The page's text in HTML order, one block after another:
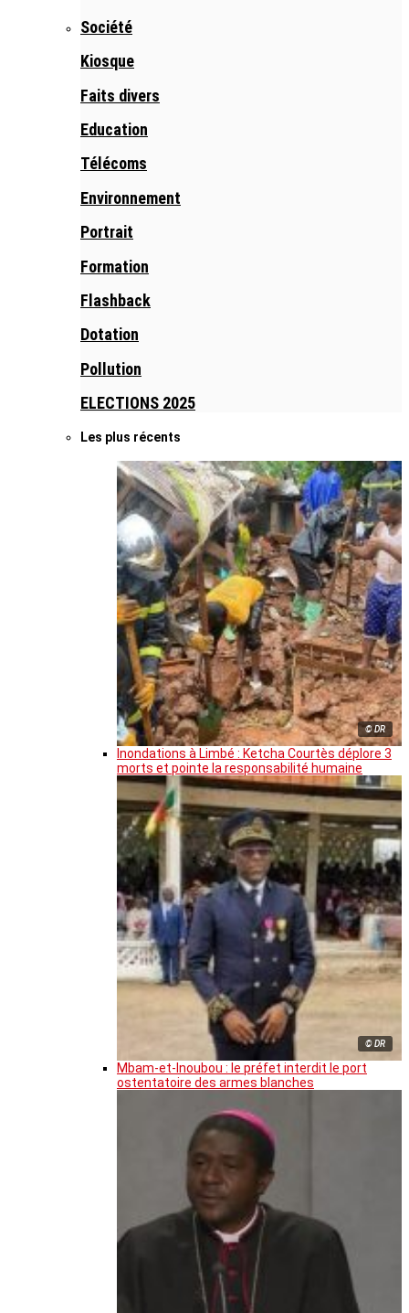
Société
Kiosque
Faits divers
Education
Télécoms
Environnement
Portrait
Formation
Flashback
Dotation
Pollution
ELECTIONS 2025
Les plus récents
© DR
Inondations à Limbé : Ketcha Courtès déplore 3
morts et pointe la responsabilité humaine
© DR
Mbam-et-Inoubou : le préfet interdit le port
ostentatoire des armes blanches